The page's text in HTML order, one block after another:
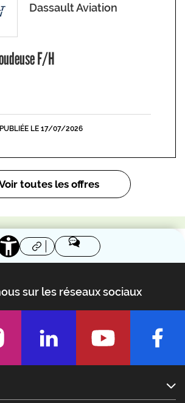
Dassault Aviation
F/H
PUBLIÉE LE 17/07/2026
toutes les offres
sur les réseaux sociaux